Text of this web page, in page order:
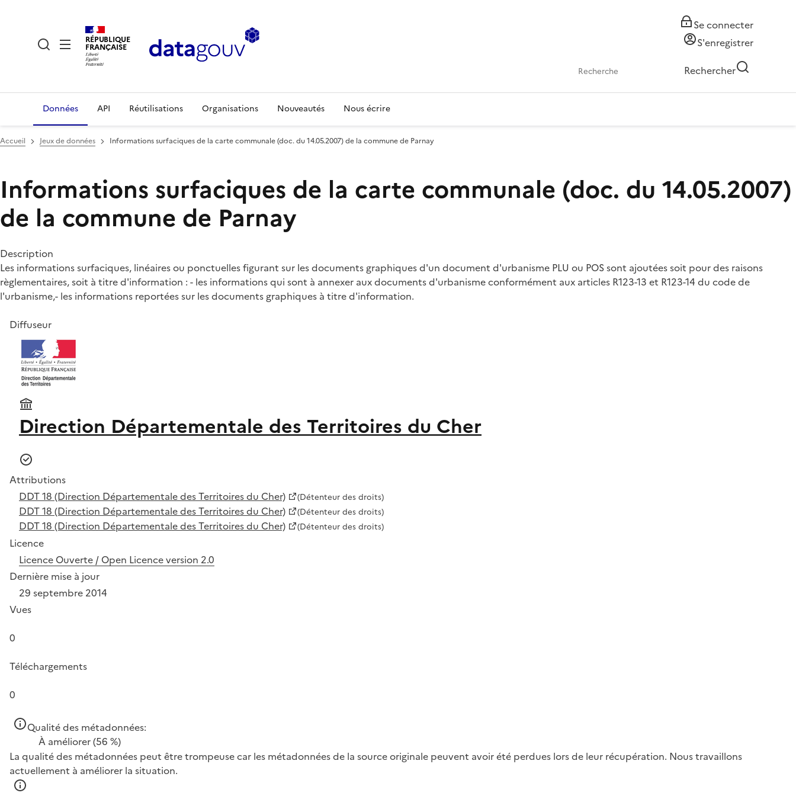
RÉPUBLIQUE
FRANÇAISE
Se connecter
S'enregistrer
Rechercher
Données API Réutilisations Organisations Nouveautés Nous écrire
Accueil Jeux de données Informations surfaciques de la carte communale (doc. du 14.05.2007) de la commune de Parnay
Informations surfaciques de la carte communale (doc. du 14.05.2007)
de la commune de Parnay
Description
Les informations surfaciques, linéaires ou ponctuelles figurant sur les documents graphiques d'un document d'urbanisme PLU ou POS sont ajoutées soit pour des raisons
règlementaires, soit à titre d'information : - les informations qui sont à annexer aux documents d'urbanisme conformément aux articles R123-13 et R123-14 du code de
l'urbanisme,- les informations reportées sur les documents graphiques à titre d'information.
Diffuseur
Direction Départementale des Territoires du Cher
Attributions
DDT 18 (Direction Départementale des Territoires du Cher)
(Détenteur des droits)
DDT 18 (Direction Départementale des Territoires du Cher) (Détenteur des droits)
DDT 18 (Direction Départementale des Territoires du Cher) (Détenteur des droits)
Licence
Licence Ouverte / Open Licence version 2.0
Dernière mise à jour
29 septembre 2014
Vues
0
Téléchargements
0
Qualité des métadonnées:
À améliorer(56 %)
La qualité des métadonnées peut être trompeuse car les métadonnées de la source originale peuvent avoir été perdues lors de leur récupération. Nous travaillons
actuellement à améliorer la situation.